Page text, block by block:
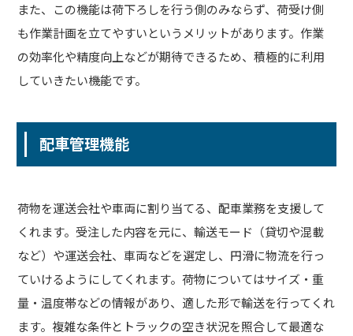
また、この機能は荷下ろしを行う側のみならず、荷受け側
も作業計画を立てやすいというメリットがあります。作業
の効率化や精度向上などが期待できるため、積極的に利用
していきたい機能です。
配車管理機能
荷物を運送会社や車両に割り当てる、配車業務を支援して
くれます。受注した内容を元に、輸送モード（貸切や混載
など）や運送会社、車両などを選定し、円滑に物流を行っ
ていけるようにしてくれます。荷物についてはサイズ・重
量・温度帯などの情報があり、適した形で輸送を行ってくれ
ます。複雑な条件とトラックの空き状況を照合して最適な